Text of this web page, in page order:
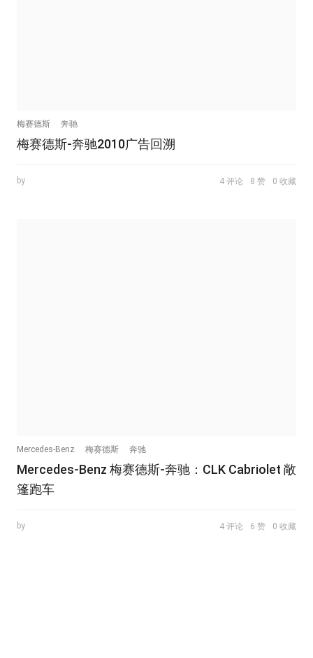
梅赛德斯 奔驰
梅赛德斯-奔驰2010广告回溯
by 4 评论 8 赞 0 收藏
Mercedes-Benz 梅赛德斯 奔驰
Mercedes-Benz 梅赛德斯-奔驰：CLK Cabriolet 敞
篷跑车
by 4 评论 6 赞 0 收藏